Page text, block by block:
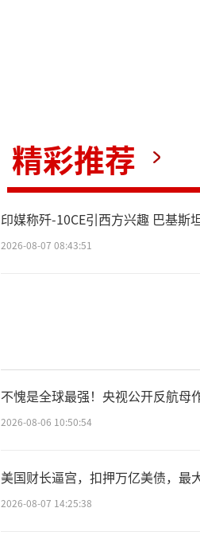
精彩推荐
印媒称歼-10CE引西方兴趣 巴基斯
2026-08-07 08:43:51
不愧是全球最强！央视公开反航母
2026-08-06 10:50:54
美国财长逼宫，扣押万亿美债，最
2026-08-07 14:25:38